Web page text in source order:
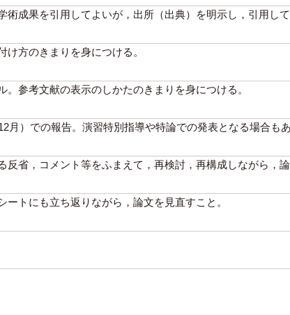
術成果を引用してよいが，出所（出典）を明示し，引用し
方のきまりを身につける。
。参考文献の表示のしかたのきまりを身につける。
月）での報告。演習特別指導や特論での発表となる場合もあ
反省，コメント等をふまえて，再検討，再構成しながら，論
ートにも立ち返りながら，論文を見直すこと。